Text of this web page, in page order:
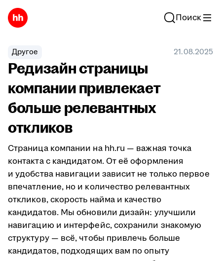
Поиск
Другое 21.08.2025
Редизайн страницы
компании привлекает
больше релевантных
откликов
Страница компании на hh.ru — важная точка
контакта с кандидатом. От её оформления
и удобства навигации зависит не только первое
впечатление, но и количество релевантных
откликов, скорость найма и качество
кандидатов. Мы обновили дизайн: улучшили
навигацию и интерфейс, сохранили знакомую
структуру — всё, чтобы привлечь больше
кандидатов, подходящих вам по опыту